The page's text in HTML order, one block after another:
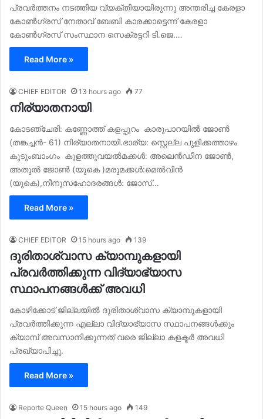
പ്രവർത്തനം നടത്തിയ വ്യക്തിയായിരുന്നു അന്തരിച്ച കേരളാ
കോൺഗ്രസ് നേതാവ് ബേബി കാരക്കാട്ടെന്ന് കേരളാ
കോൺഗ്രസ് സംസ്ഥാന സെക്രട്ടറി ടി.ജെ.…
Read More »
CHIEF EDITOR 13 hours ago 77
നിര്യാതനായി
കോടഞ്ചേരി: കണ്ണോത്ത് കളപ്പുറം കാരുപാറയിൽ ജോൺ
(തങ്കച്ചൻ- 61) നിര്യാതനായി.ഭാര്യ: സ്റ്റെല്ല പുളിക്കത്താഴം
കുടുംബാംഗം കുളത്തുവയൽമക്കൾ: അലെൻഡീന ജോൺ,
അതുൽ ജോൺ (യുകെ )മരുമക്കൾ:മെൽവിൻ
(യുകെ),നീനുസഹോദരങ്ങൾ: ജോസ്…
Read More »
CHIEF EDITOR 15 hours ago 139
ദുരിതാശ്വാസ ക്യാമ്പുകളായി
പ്രവര്‍ത്തിക്കുന്ന വിദ്യാഭ്യാസ
സ്ഥാപനങ്ങള്‍ക്ക് അവധി
കോഴിക്കോട് ജില്ലയിൽ ദുരിതാശ്വാസ ക്യാമ്പുകളായി
പ്രവര്‍ത്തിക്കുന്ന എല്ലാ വിദ്യാഭ്യാസ സ്ഥാപനങ്ങള്‍ക്കും
ക്യാമ്പ് അവസാനിക്കുന്നത് വരെ ജില്ലാ കളക്ടർ അവധി
പ്രഖ്യാപിച്ചു.
Read More »
Reporte Queen 15 hours ago 149